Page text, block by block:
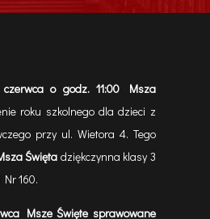
czerwca o godz. 11:00 Msza
roku szkolnego dla dzieci z
przy ul. Wietora 4. Tego
Święta dziękczynna klasy 3
Nr 160.
Msze Święte sprawowane